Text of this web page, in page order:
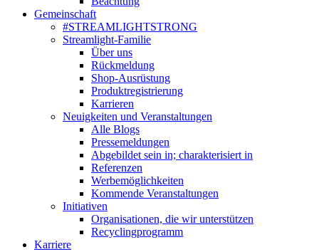
Gemeinschaft
#STREAMLIGHTSTRONG
Streamlight-Familie
Über uns
Rückmeldung
Shop-Ausrüstung
Produktregistrierung
Karrieren
Neuigkeiten und Veranstaltungen
Alle Blogs
Pressemeldungen
Abgebildet sein in; charakterisiert in
Referenzen
Werbemöglichkeiten
Kommende Veranstaltungen
Initiativen
Organisationen, die wir unterstützen
Recyclingprogramm
Karriere